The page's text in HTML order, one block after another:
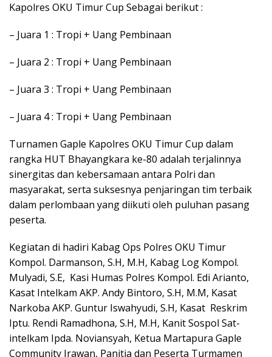
Kapolres OKU Timur Cup Sebagai berikut :
– Juara 1 : Tropi + Uang Pembinaan
– Juara 2 : Tropi + Uang Pembinaan
– Juara 3 : Tropi + Uang Pembinaan
– Juara 4 : Tropi + Uang Pembinaan
Turnamen Gaple Kapolres OKU Timur Cup dalam
rangka HUT Bhayangkara ke-80 adalah terjalinnya
sinergitas dan kebersamaan antara Polri dan
masyarakat, serta suksesnya penjaringan tim terbaik
dalam perlombaan yang diikuti oleh puluhan pasang
peserta.
Kegiatan di hadiri Kabag Ops Polres OKU Timur
Kompol. Darmanson, S.H, M.H, Kabag Log Kompol.
Mulyadi, S.E, Kasi Humas Polres Kompol. Edi Arianto,
Kasat Intelkam AKP. Andy Bintoro, S.H, M.M, Kasat
Narkoba AKP. Guntur Iswahyudi, S.H, Kasat Reskrim
Iptu. Rendi Ramadhona, S.H, M.H, Kanit Sospol Sat-
intelkam Ipda. Noviansyah, Ketua Martapura Gaple
Community Irawan, Panitia dan Peserta Turmamen